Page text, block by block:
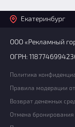
Екатеринбург
ООО «Рекламный
ОГРН:
Политика
Правила модерации
Возврат денежных
Отмена бронирования